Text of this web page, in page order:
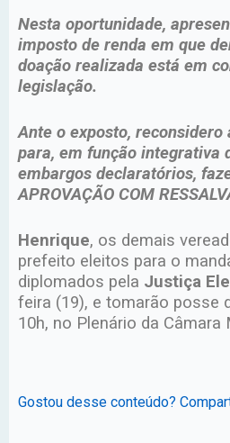
Nesta oportunidade,
imposto de renda em que
doação realizada está em
legislação.
Ante o exposto, reconsidero
para, em função integrativa
embargos declaratórios,
APROVAÇÃO COM
Henrique, os demais
prefeito eleitos para o
diplomados pela Justiça
feira (19), e tomarão posse
10h, no Plenário da Câmara
Gostou desse conteúdo?